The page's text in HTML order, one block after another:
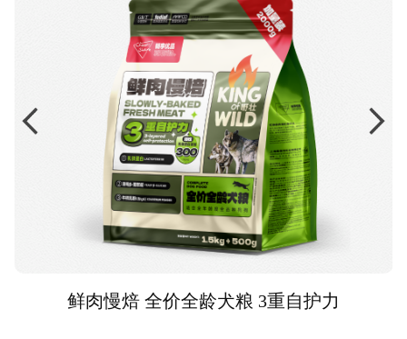
鲜肉慢焙 全价全龄犬粮 3重自护力